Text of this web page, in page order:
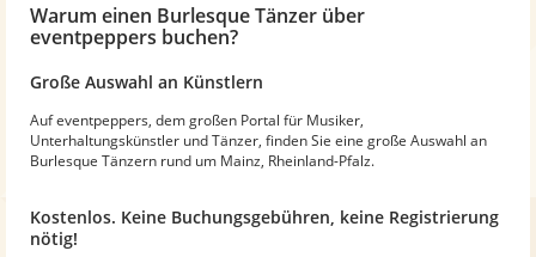
Warum einen Burlesque Tänzer über
eventpeppers buchen?
Große Auswahl an Künstlern
Auf eventpeppers, dem großen Portal für Musiker,
Unterhaltungskünstler und Tänzer, finden Sie eine große Auswahl an
Burlesque Tänzern rund um Mainz, Rheinland-Pfalz.
Kostenlos. Keine Buchungsgebühren, keine Registrierung
nötig!